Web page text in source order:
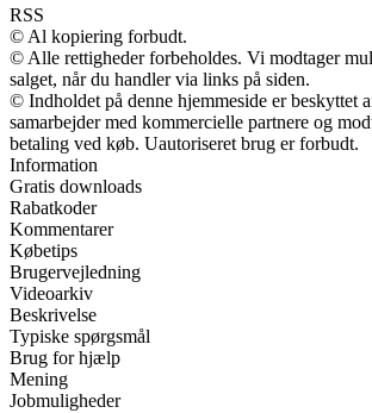
RSS
© Al kopiering forbudt.
© Alle rettigheder forbeholdes. Vi modtager
salget, når du handler via links på siden.
© Indholdet på denne hjemmeside er beskyttet
samarbejder med kommercielle partnere og
betaling ved køb. Uautoriseret brug er forbudt.
Information
Gratis downloads
Rabatkoder
Kommentarer
Købetips
Brugervejledning
Videoarkiv
Beskrivelse
Typiske spørgsmål
Brug for hjælp
Mening
Jobmuligheder